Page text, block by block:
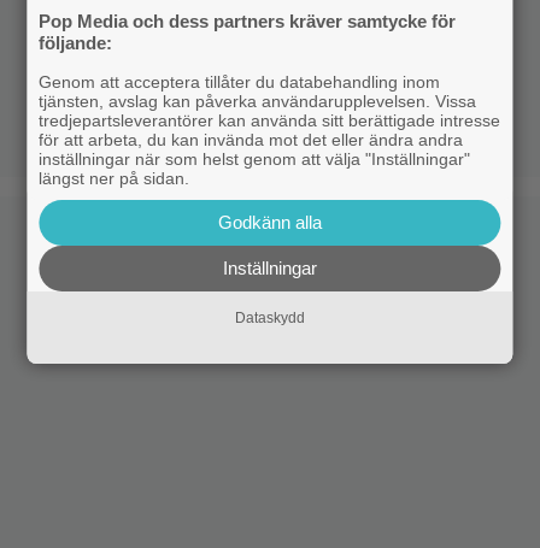
Pop Media och dess partners kräver samtycke för
följande:
Genom att acceptera tillåter du databehandling inom
tjänsten, avslag kan påverka användarupplevelsen. Vissa
tredjepartsleverantörer kan använda sitt berättigade intresse
för att arbeta, du kan invända mot det eller ändra andra
inställningar när som helst genom att välja "Inställningar"
längst ner på sidan.
Godkänn alla
Inställningar
Dataskydd